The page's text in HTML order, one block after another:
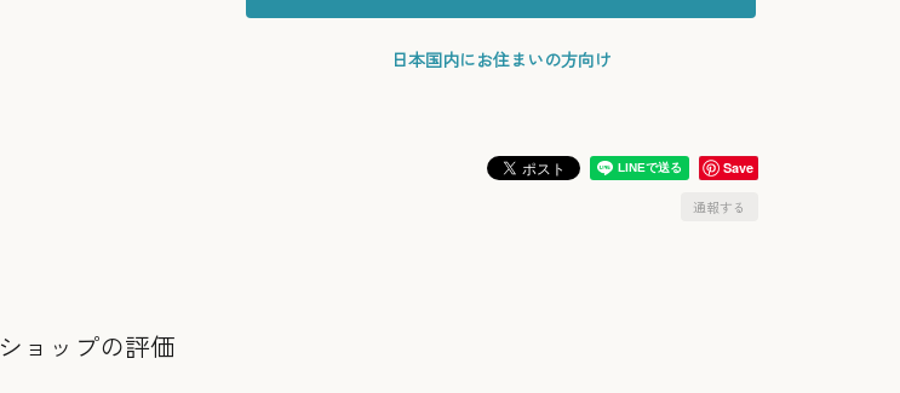
日本国内にお住まいの方向け
Save
通報する
ショップの評価